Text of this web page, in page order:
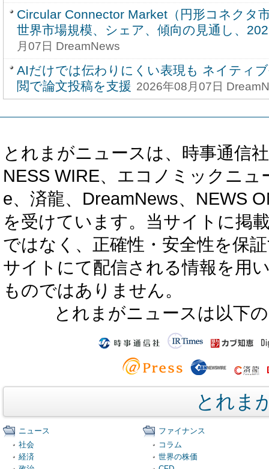
Circular Connector Market（円形コネクタ
世界市場規模、シェア、傾向の見通し、
月07日 DreamNews
AIだけでは伝わりにくい表現も ネイティ
閲で論文投稿を支援 2026年08月07日
とれまがニュースは、時事通信
NESS WIRE、エコノミックニ
e、済龍、DreamNews、NEWS
を受けています。当サイトに掲
ではなく、正確性・安全性を保
サイトにて配信される情報を用
ものではありません。
とれまがニュースは以下
とれま
ニュース
社会
経済
ファイナンス
コラム
世界の株価